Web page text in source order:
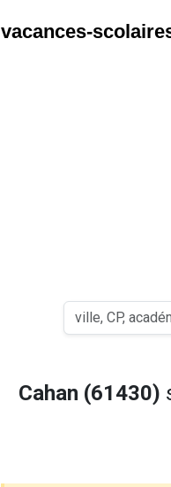
vacances-
Cahan (61430)